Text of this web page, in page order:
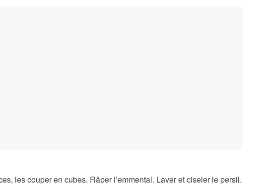
les couper en cubes. Râper l’emmental. Laver et ciseler le persil.